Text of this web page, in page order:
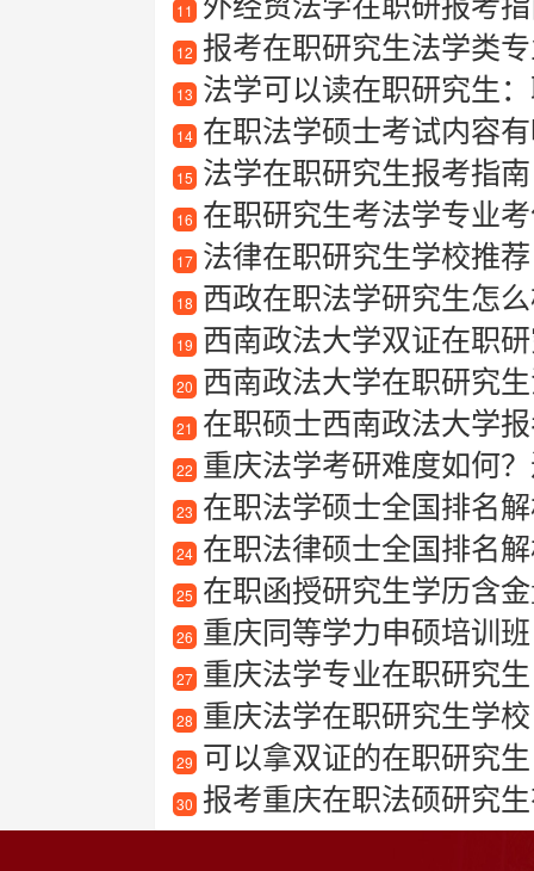
11
12 报考在职研究生法学类专
13 法学可以读在职研究生
14 在职法学硕士考试内容
15 法学在职研究生报考指
16 在职研究生考法学专业
17 法律在职研究生学校推荐
18 西政在职法学研究生怎
19 西南政法大学双证在职研究
20 西南政法大学在职研究
21 在职硕士西南政法大学
22 重庆法学考研难度如何
23 在职法学硕士全国排名
24 在职法律硕士全国排名
25 在职函授研究生学历含
26 重庆同等学力申硕培训班
27 重庆法学专业在职研究生
28 重庆法学在职研究生学校
29 可以拿双证的在职研究生
30 报考重庆在职法硕研究